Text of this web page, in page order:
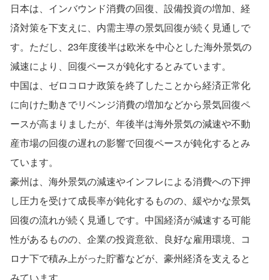
日本は、インバウンド消費の回復、設備投資の増加、経
済対策を下支えに、内需主導の景気回復が続く見通しで
す。ただし、23年度後半は欧米を中心とした海外景気の
減速により、回復ペースが鈍化するとみています。
中国は、ゼロコロナ政策を終了したことから経済正常化
に向けた動きでリベンジ消費の増加などから景気回復ペ
ースが高まりましたが、年後半は海外景気の減速や不動
産市場の回復の遅れの影響で回復ペースが鈍化するとみ
ています。
豪州は、海外景気の減速やインフレによる消費への下押
し圧力を受けて成長率が鈍化するものの、緩やかな景気
回復の流れが続く見通しです。中国経済が減速する可能
性があるものの、企業の投資意欲、良好な雇用環境、コ
ロナ下で積み上がった貯蓄などが、豪州経済を支えると
みています。